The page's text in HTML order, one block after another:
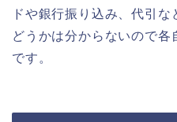
ドや銀行振り込み、代引
どうかは分からないので各
です。